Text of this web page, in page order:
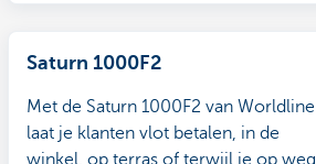
Saturn 1000F2
Met de Saturn 1000F2 van Worldline
laat je klanten vlot betalen, in de
winkel, op terras of terwijl je op weg